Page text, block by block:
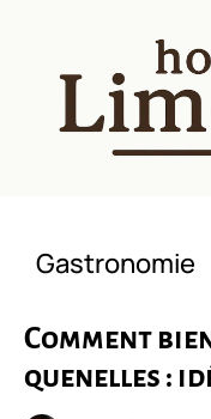
contenu
Gastronomie
Comment
quenelles :